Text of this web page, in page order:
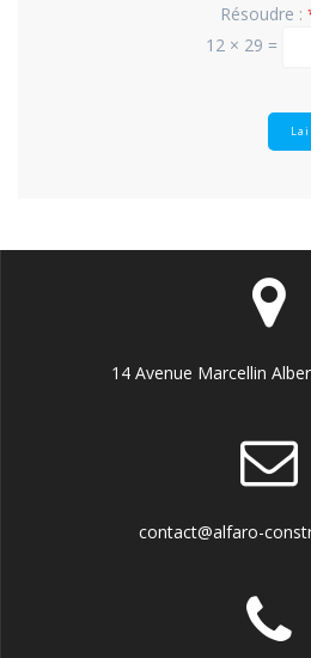
Résoudre :
12 × 29 =
14 Avenue Marcellin
contact@alfaro-